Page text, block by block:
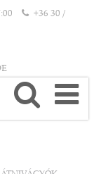
+36 30 /